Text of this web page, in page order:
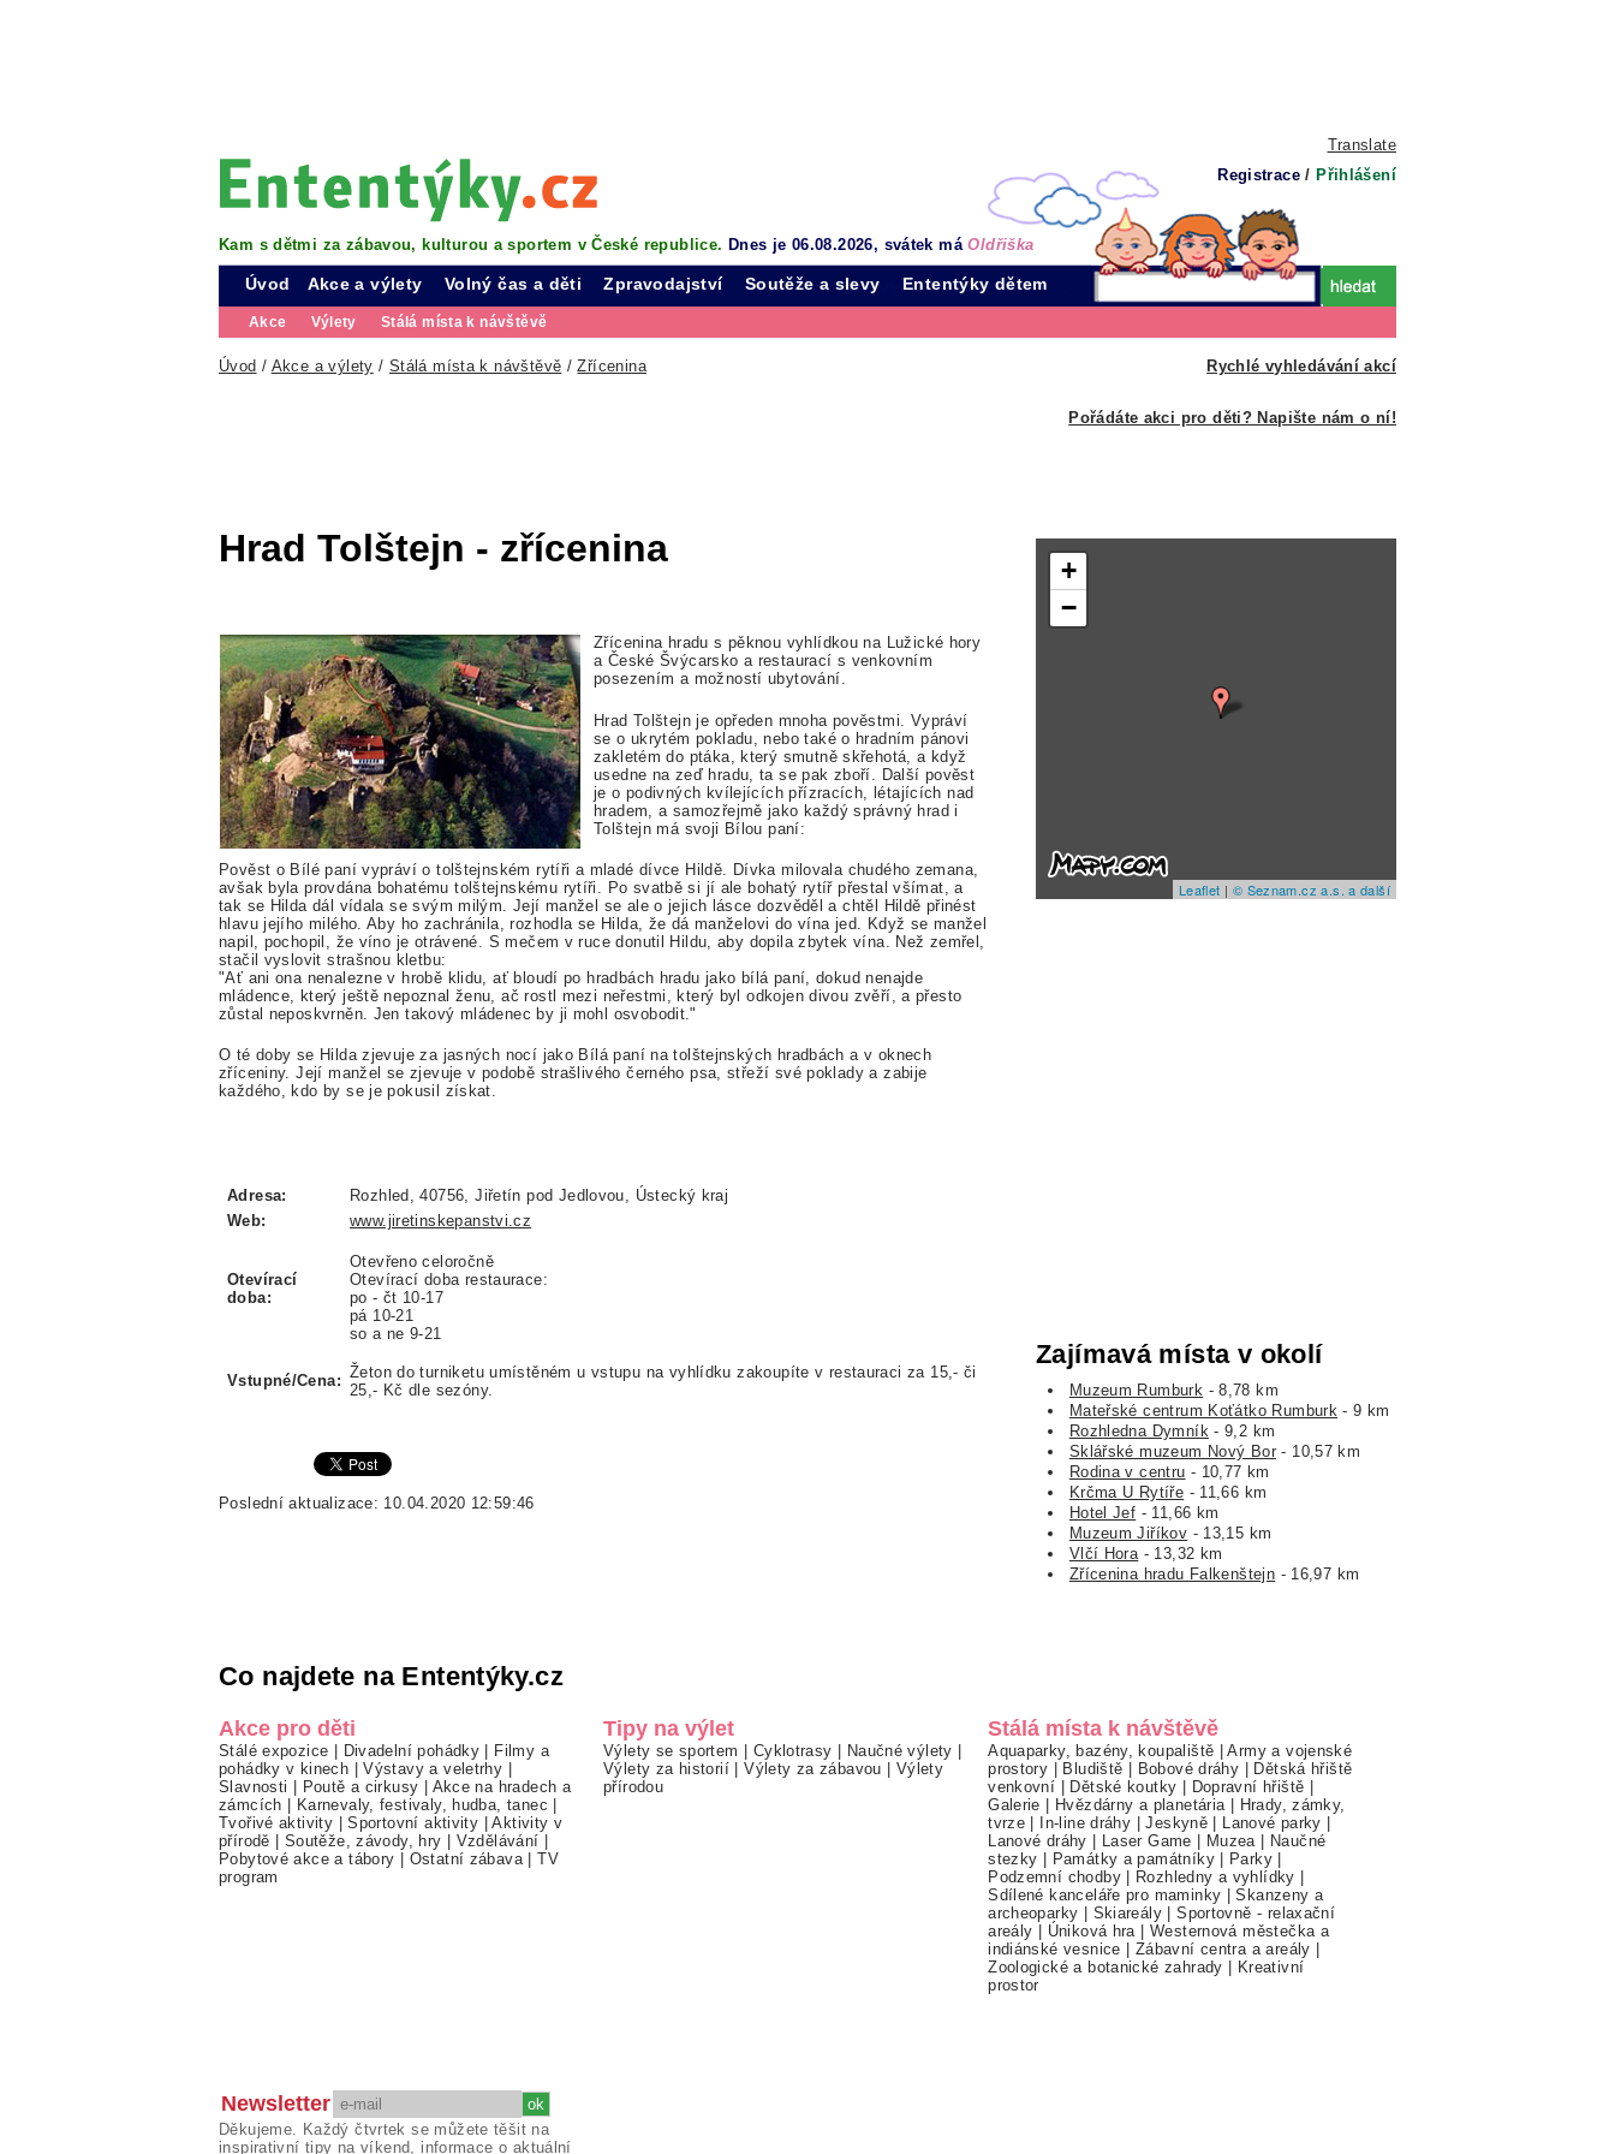
Translate
Registrace / Přihlášení
Kam s dětmi za zábavou, kulturou a sportem v České republice. Dnes je 06.08.2026, svátek máOldřiška
Úvod Akce a výlety
Akce Výlety Stálá místa k návštěvě
Volný čas a děti Zpravodajství Soutěže a slevy Ententýky dětem
Rychlé vyhledávání akcí
Úvod / Akce a výlety / Stálá místa k návštěvě /Zřícenina
Pořádáte akci pro děti? Napište nám o ní!
Hrad Tolštejn - zřícenina
Zřícenina hradu s pěknou vyhlídkou na Lužické hory
a České Švýcarsko a restaurací s venkovním
posezením a možností ubytování.
Hrad Tolštejn je opředen mnoha pověstmi. Vypráví
se o ukrytém pokladu, nebo také o hradním pánovi
zakletém do ptáka, který smutně skřehotá, a když
usedne na zeď hradu, ta se pak zboří. Další pověst
je o podivných kvílejících přízracích, létajících nad
hradem, a samozřejmě jako každý správný hrad i
Tolštejn má svoji Bílou paní:
Pověst o Bílé paní vypráví o tolštejnském rytíři a mladé dívce Hildě. Dívka milovala chudého zemana,
avšak byla provdána bohatému tolštejnskému rytíři. Po svatbě si jí ale bohatý rytíř přestal všímat, a
tak se Hilda dál vídala se svým milým. Její manžel se ale o jejich lásce dozvěděl a chtěl Hildě přinést
hlavu jejího milého. Aby ho zachránila, rozhodla se Hilda, že dá manželovi do vína jed. Když se manžel
napil, pochopil, že víno je otrávené. S mečem v ruce donutil Hildu, aby dopila zbytek vína. Než zemřel,
stačil vyslovit strašnou kletbu:
"Ať ani ona nenalezne v hrobě klidu, ať bloudí po hradbách hradu jako bílá paní, dokud nenajde
mládence, který ještě nepoznal ženu, ač rostl mezi neřestmi, který byl odkojen divou zvěří, a přesto
zůstal neposkvrněn. Jen takový mládenec by ji mohl osvobodit."
O té doby se Hilda zjevuje za jasných nocí jako Bílá paní na tolštejnských hradbách a v oknech
zříceniny. Její manžel se zjevuje v podobě strašlivého černého psa, střeží své poklady a zabije
každého, kdo by se je pokusil získat.
Adresa:
Rozhled, 40756, Jiřetín pod Jedlovou, Ústecký kraj
Web:
www.jiretinskepanstvi.cz
Otevírací
doba:
Otevřeno celoročně
Otevírací doba restaurace:
po - čt 10-17
pá 10-21
so a ne 9-21
Vstupné/Cena: Žeton do turniketu umístěném u vstupu na vyhlídku zakoupíte v restauraci za 15,- či
25,- Kč dle sezóny.
Poslední aktualizace: 10.04.2020 12:59:46
+
−
Leaflet | © Seznam.cz a.s. a další
Zajímavá místa v okolí
Muzeum Rumburk - 8,78 km
Mateřské centrum Koťátko Rumburk - 9 km
Rozhledna Dymník- 9,2 km
Sklářské muzeum Nový Bor - 10,57 km
Rodina v centru - 10,77 km
Krčma U Rytíře - 11,66 km
Hotel Jef - 11,66 km
Muzeum Jiříkov - 13,15 km
Vlčí Hora- 13,32 km
Zřícenina hradu Falkenštejn - 16,97 km
Co najdete na Ententýky.cz
Akce pro děti
Stálé expozice | Divadelní pohádky | Filmy a
pohádky v kinech |Výstavy a veletrhy |
Slavnosti | Poutě a cirkusy | Akce na hradech a
zámcích | Karnevaly, festivaly, hudba, tanec |
Tvořivé aktivity |Sportovní aktivity |Aktivity v
přírodě | Soutěže, závody, hry | Vzdělávání |
Pobytové akce a tábory | Ostatní zábava |TV
program
Tipy na výlet
Výlety se sportem | Cyklotrasy | Naučné výlety |
Výlety za historií |Výlety za zábavou | Výlety
přírodou
Stálá místa k návštěvě
Aquaparky, bazény, koupaliště |Army a vojenské
prostory | Bludiště | Bobové dráhy | Dětská hřiště
venkovní | Dětské koutky | Dopravní hřiště |
Galerie | Hvězdárny a planetária | Hrady, zámky,
tvrze | In-line dráhy |Jeskyně | Lanové parky |
Lanové dráhy | Laser Game | Muzea | Naučné
stezky | Památky a památníky| Parky |
Podzemní chodby| Rozhledny a vyhlídky |
Sdílené kanceláře pro maminky |Skanzeny a
archeoparky | Skiareály |Sportovně - relaxační
areály | Úniková hra |Westernová městečka a
indiánské vesnice | Zábavní centra a areály |
Zoologické a botanické zahrady | Kreativní
prostor
Newsletter
Děkujeme. Každý čtvrtek se můžete těšit na
inspirativní tipy na víkend, informace o aktuální